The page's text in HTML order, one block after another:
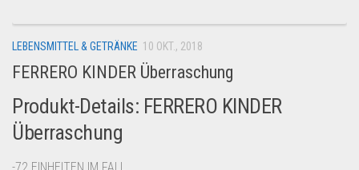
LEBENSMITTEL & GETRÄNKE 10 OKT., 2018
FERRERO KINDER Überraschung
Produkt-Details: FERRERO KINDER
Überraschung